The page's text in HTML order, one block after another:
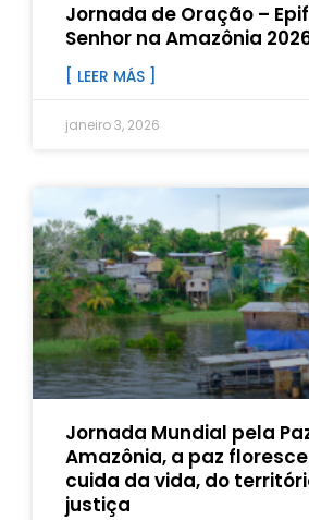
Jornada de Oração –
Senhor na Amazônia
[ LEER MÁS ]
janeiro 3, 2026
Jornada Mundial pela
Amazônia, a paz
cuida da vida, do
justiça